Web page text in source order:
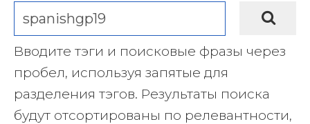
Вводите тэги и поисковые фразы через
пробел, используя запятые для
разделения тэгов. Результаты поиска
будут отсортированы по релевантности,